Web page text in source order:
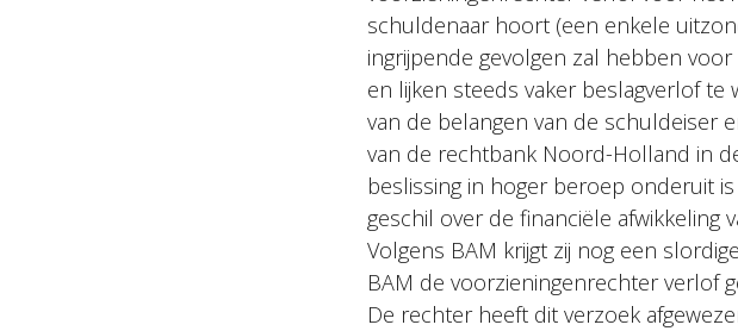
schuldenaar hoort (een enkele
ingrijpende gevolgen zal hebben
en lijken steeds vaker beslagverlof te
van de belangen van de schuldeiser
van de rechtbank Noord-Holland in
beslissing in hoger beroep onderuit
geschil over de financiële afwikkeling
Volgens BAM krijgt zij nog een
BAM de voorzieningenrechter verlof
De rechter heeft dit verzoek